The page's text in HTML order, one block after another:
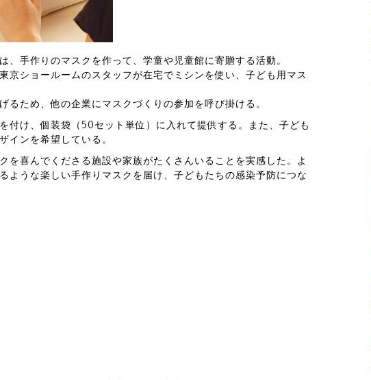
、手作りのマスクを作って、学童や児童館に寄贈する活動。
京ショールームのスタッフが在宅でミシンを使い、子ども用マス
るため、他の企業にマスクづくりの参加を呼び掛ける。
付け、個装袋（50セット単位）に入れて提供する。また、子ども
インを希望している。
を喜んでくださる施設や家族がたくさんいることを実感した。よ
ような楽しい手作りマスクを届け、子どもたちの感染予防につな